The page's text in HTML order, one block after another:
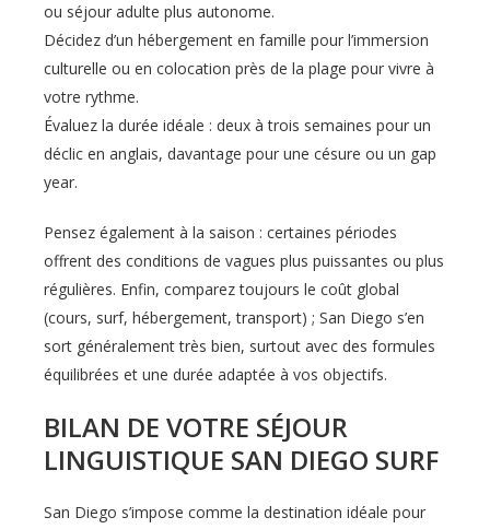
ou séjour adulte plus autonome.
Décidez d’un hébergement en famille pour l’immersion
culturelle ou en colocation près de la plage pour vivre à
votre rythme.
Évaluez la durée idéale : deux à trois semaines pour un
déclic en anglais, davantage pour une césure ou un gap
year.
Pensez également à la saison : certaines périodes
offrent des conditions de vagues plus puissantes ou plus
régulières. Enfin, comparez toujours le coût global
(cours, surf, hébergement, transport) ; San Diego s’en
sort généralement très bien, surtout avec des formules
équilibrées et une durée adaptée à vos objectifs.
BILAN DE VOTRE SÉJOUR
LINGUISTIQUE SAN DIEGO SURF
San Diego s’impose comme la destination idéale pour